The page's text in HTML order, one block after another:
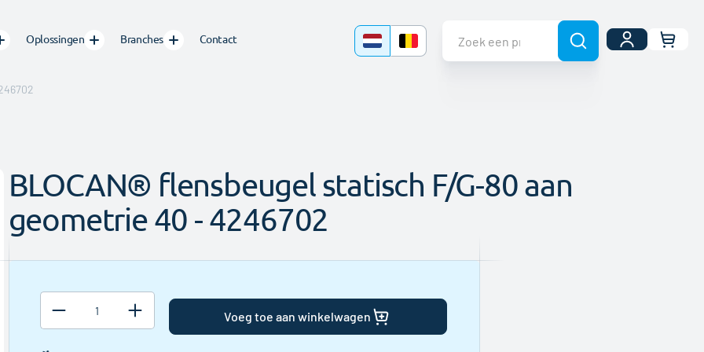
Oplossingen Branches Contact
Uw
BLOCAN® flensbeugel statisch F/G-80 aan
geometrie 40 - 4246702
Voeg toe aan winkelwagen